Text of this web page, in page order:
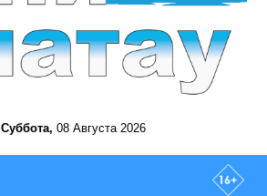
Суббота, 08 Августа 2026